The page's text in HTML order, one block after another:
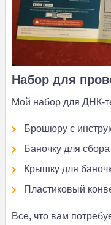
Набор для
Мой набор для ДНК-
Брошюру с
Баночку для
Крышку для
Пластиковый
Все, что вам